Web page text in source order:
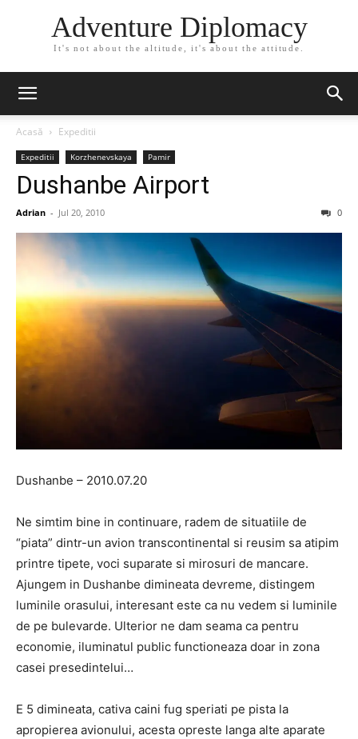
Adventure Diplomacy
It's not about the altitude, it's about the attitude.
Acasă Expeditii
Expeditii Korzhenevskaya Pamir
Dushanbe Airport
Adrian - Jul 20, 2010 0
Dushanbe – 2010.07.20
Ne simtim bine in continuare, radem de situatiile de
“piata” dintr-un avion transcontinental si reusim sa atipim
printre tipete, voci suparate si mirosuri de mancare.
Ajungem in Dushanbe dimineata devreme, distingem
luminile orasului, interesant este ca nu vedem si luminile
de pe bulevarde. Ulterior ne dam seama ca pentru
economie, iluminatul public functioneaza doar in zona
casei presedintelui…
E 5 dimineata, cativa caini fug speriati pe pista la
apropierea avionului, acesta opreste langa alte aparate